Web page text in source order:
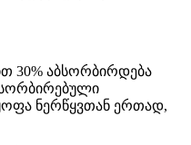
30% აბსორბირდება
ნერწყვთან ერთად,